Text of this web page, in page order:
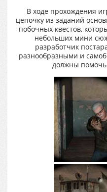
В ходе прохождения
цепочку из заданий
побочных квестов,
небольших мини
разработчик
разнообразными и
должны помочь